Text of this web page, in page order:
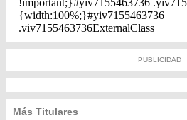
PUBLICIDAD
Más Titulares